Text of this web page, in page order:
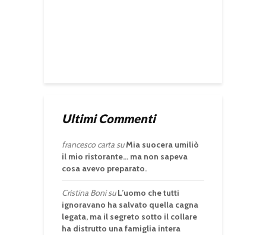
Ultimi Commenti
francesco cartasuMia suocera umiliò
il mio ristorante… ma non sapeva
cosa avevo preparato.
Cristina BonisuL’uomo che tutti
ignoravano ha salvato quella cagna
legata, ma il segreto sotto il collare
ha distrutto una famiglia intera